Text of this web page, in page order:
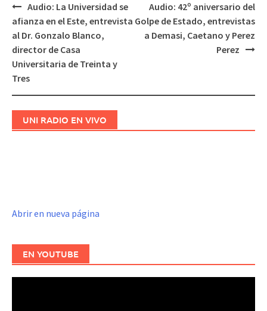
Navegación
de
entradas
Audio: La Universidad se
afianza en el Este, entrevista
al Dr. Gonzalo Blanco,
director de Casa
Universitaria de Treinta y
Tres
Audio: 42º aniversario del
Golpe de Estado, entrevistas
a Demasi, Caetano y Perez
Perez
UNI RADIO EN VIVO
Abrir en nueva página
EN YOUTUBE